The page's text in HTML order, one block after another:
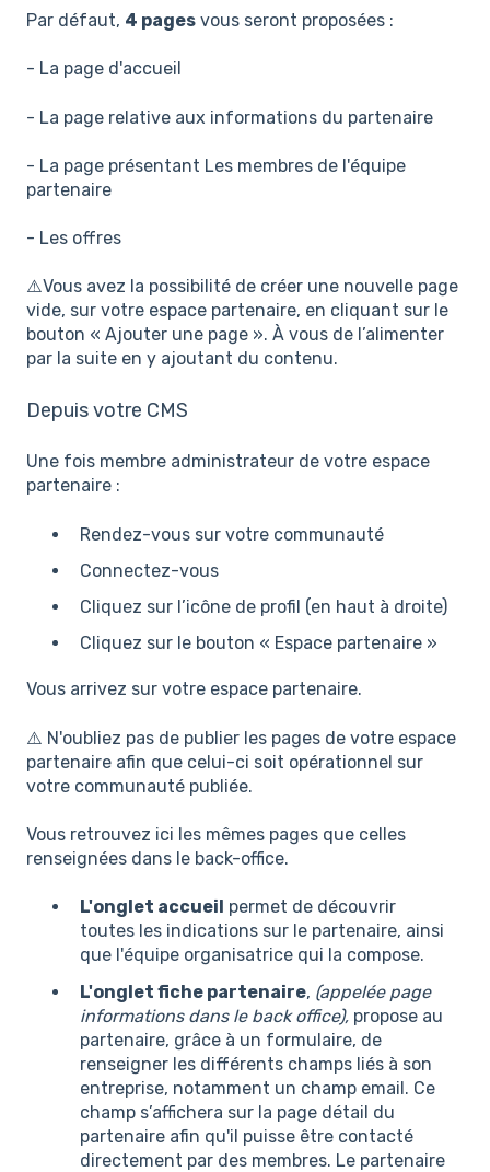
Par défaut, 4 pages vous seront proposées :
- La page d'accueil
- La page relative aux informations du partenaire
- La page présentant Les membres de l'équipe
partenaire
- Les offres
⚠️Vous avez la possibilité de créer une nouvelle page
vide, sur votre espace partenaire, en cliquant sur le
bouton « Ajouter une page ». À vous de l’alimenter
par la suite en y ajoutant du contenu.
Depuis votre CMS
Une fois membre administrateur de votre espace
partenaire :
Rendez-vous sur votre communauté
Connectez-vous
Cliquez sur l’icône de profil (en haut à droite)
Cliquez sur le bouton « Espace partenaire »
Vous arrivez sur votre espace partenaire.
⚠️ N'oubliez pas de publier les pages de votre espace
partenaire afin que celui-ci soit opérationnel sur
votre communauté publiée.
Vous retrouvez ici les mêmes pages que celles
renseignées dans le back-office.
L'onglet accueil permet de découvrir
toutes les indications sur le partenaire, ainsi
que l'équipe organisatrice qui la compose.
L'onglet fiche partenaire, (appelée page
informations dans le back office), propose au
partenaire, grâce à un formulaire, de
renseigner les différents champs liés à son
entreprise, notamment un champ email. Ce
champ s’affichera sur la page détail du
partenaire afin qu'il puisse être contacté
directement par des membres. Le partenaire